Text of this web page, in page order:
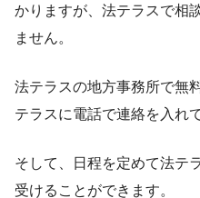
かりますが、法テラスで相
ません。
法テラスの地方事務所で無
テラスに電話で連絡を入れ
そして、日程を定めて法テ
受けることができます。